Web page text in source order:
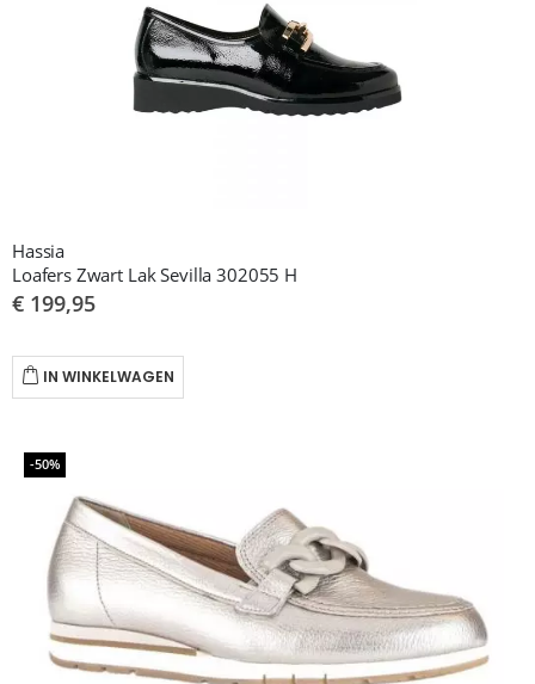
Hassia
Loafers Zwart Lak Sevilla 302055 H
€ 199,95
IN WINKELWAGEN
-50%